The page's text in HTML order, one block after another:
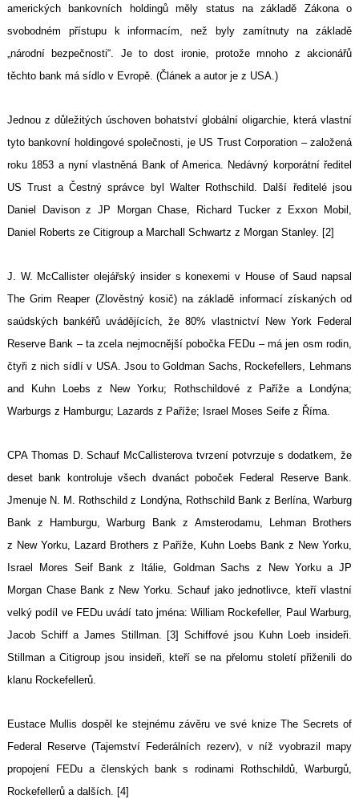
amerických bankovních holdingů měly status na základě Zákona o
svobodném přístupu k informacím, než byly zamítnuty na základě
„národní bezpečnosti“. Je to dost ironie, protože mnoho z akcionářů
těchto bank má sídlo v Evropě. (Článek a autor je z USA.)
Jednou z důležitých úschoven bohatství globální oligarchie, která vlastní
tyto bankovní holdingové společnosti, je US Trust Corporation – založená
roku 1853 a nyní vlastněná Bank of America. Nedávný korporátní ředitel
US Trust a Čestný správce byl Walter Rothschild. Další ředitelé jsou
Daniel Davison z JP Morgan Chase, Richard Tucker z Exxon Mobil,
Daniel Roberts ze Citigroup a Marchall Schwartz z Morgan Stanley. [2]
J. W. McCallister olejářský insider s konexemi v House of Saud napsal
The Grim Reaper (Zlověstný kosič) na základě informací získaných od
saúdských bankéřů uvádějících, že 80% vlastnictví New York Federal
Reserve Bank – ta zcela nejmocnější pobočka FEDu – má jen osm rodin,
čtyři z nich sídlí v USA. Jsou to Goldman Sachs, Rockefellers, Lehmans
and Kuhn Loebs z New Yorku; Rothschildové z Paříže a Londýna;
Warburgs z Hamburgu; Lazards z Paříže; Israel Moses Seife z Říma.
CPA Thomas D. Schauf McCallisterova tvrzení potvrzuje s dodatkem, že
deset bank kontroluje všech dvanáct poboček Federal Reserve Bank.
Jmenuje N. M. Rothschild z Londýna, Rothschild Bank z Berlína, Warburg
Bank z Hamburgu, Warburg Bank z Amsterodamu, Lehman Brothers
z New Yorku, Lazard Brothers z Paříže, Kuhn Loebs Bank z New Yorku,
Israel Mores Seif Bank z Itálie, Goldman Sachs z New Yorku a JP
Morgan Chase Bank z New Yorku. Schauf jako jednotlivce, kteří vlastní
velký podíl ve FEDu uvádí tato jména: William Rockefeller, Paul Warburg,
Jacob Schiff a James Stillman. [3] Schiffové jsou Kuhn Loeb insideři.
Stillman a Citigroup jsou insideři, kteří se na přelomu století přiženili do
klanu Rockefellerů.
Eustace Mullis dospěl ke stejnému závěru ve své knize The Secrets of
Federal Reserve (Tajemství Federálních rezerv), v níž vyobrazil mapy
propojení FEDu a členských bank s rodinami Rothschildů, Warburgů,
Rockefellerů a dalších. [4]